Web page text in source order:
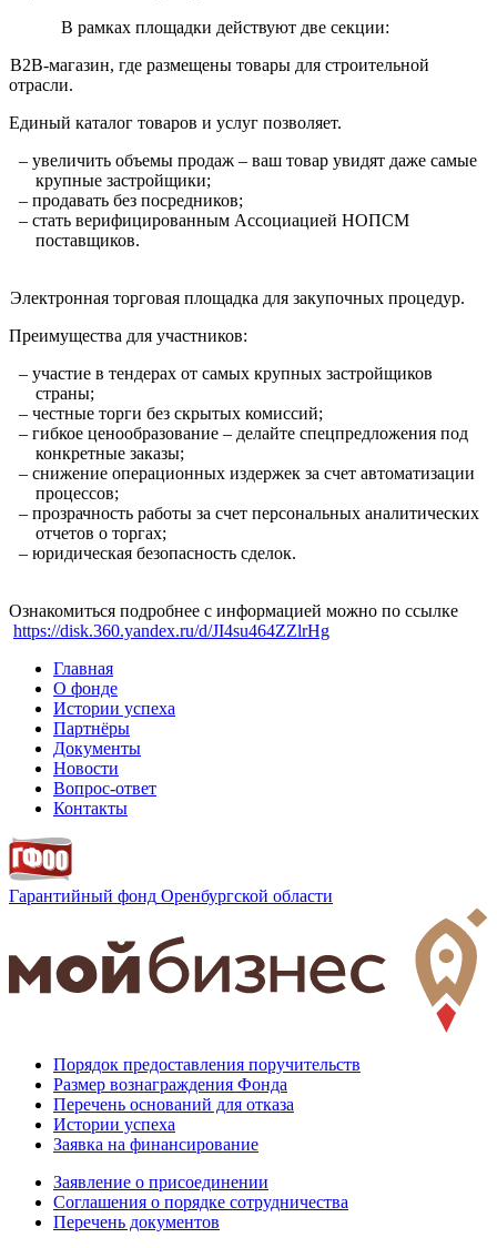
В рамках площадки действуют две секции:
В2В-магазин, где размещены товары для строительной
отрасли.
Единый каталог товаров и услуг позволяет.
– увеличить объемы продаж – ваш товар увидят даже самые
крупные застройщики;
– продавать без посредников;
– стать верифицированным Ассоциацией НОПСМ
поставщиков.
Электронная торговая площадка для закупочных процедур.
Преимущества для участников:
– участие в тендерах от самых крупных застройщиков
страны;
– честные торги без скрытых комиссий;
– гибкое ценообразование – делайте спецпредложения под
конкретные заказы;
– снижение операционных издержек за счет автоматизации
процессов;
– прозрачность работы за счет персональных аналитических
отчетов о торгах;
– юридическая безопасность сделок.
Ознакомиться подробнее с информацией можно по ссылке
https://disk.360.yandex.ru/d/JI4su464ZZlrHg
Главная
О фонде
Истории успеха
Партнёры
Документы
Новости
Вопрос-ответ
Контакты
Гарантийный фонд Оренбургской области
Порядок предоставления поручительств
Размер вознаграждения Фонда
Перечень оснований для отказа
Истории успеха
Заявка на финансирование
Заявление о присоединении
Соглашения о порядке сотрудничества
Перечень документов